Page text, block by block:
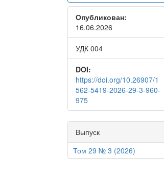
Sidebar
Опубликован:
16.06.2026
УДК 004
DOI:
https://doi.org/10.26907/1
562-5419-2026-29-3-960-
975
Выпуск
Том 29 № 3 (2026)